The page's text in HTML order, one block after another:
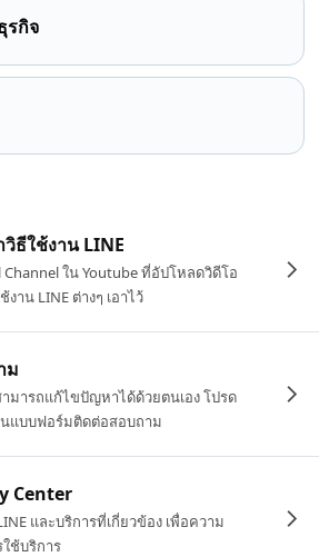
รกิจ
ธีใช้งาน LINE
Channel ใน Youtube ที่อัปโหลดวิดีโอ
าน LINE ต่างๆ เอาไว้
ม
ารถแก้ไขปัญหาได้ด้วยตนเอง โปรด
แบบฟอร์มติดต่อสอบถาม
Center
และบริการที่เกี่ยวข้อง เพื่อความ
ช้บริการ